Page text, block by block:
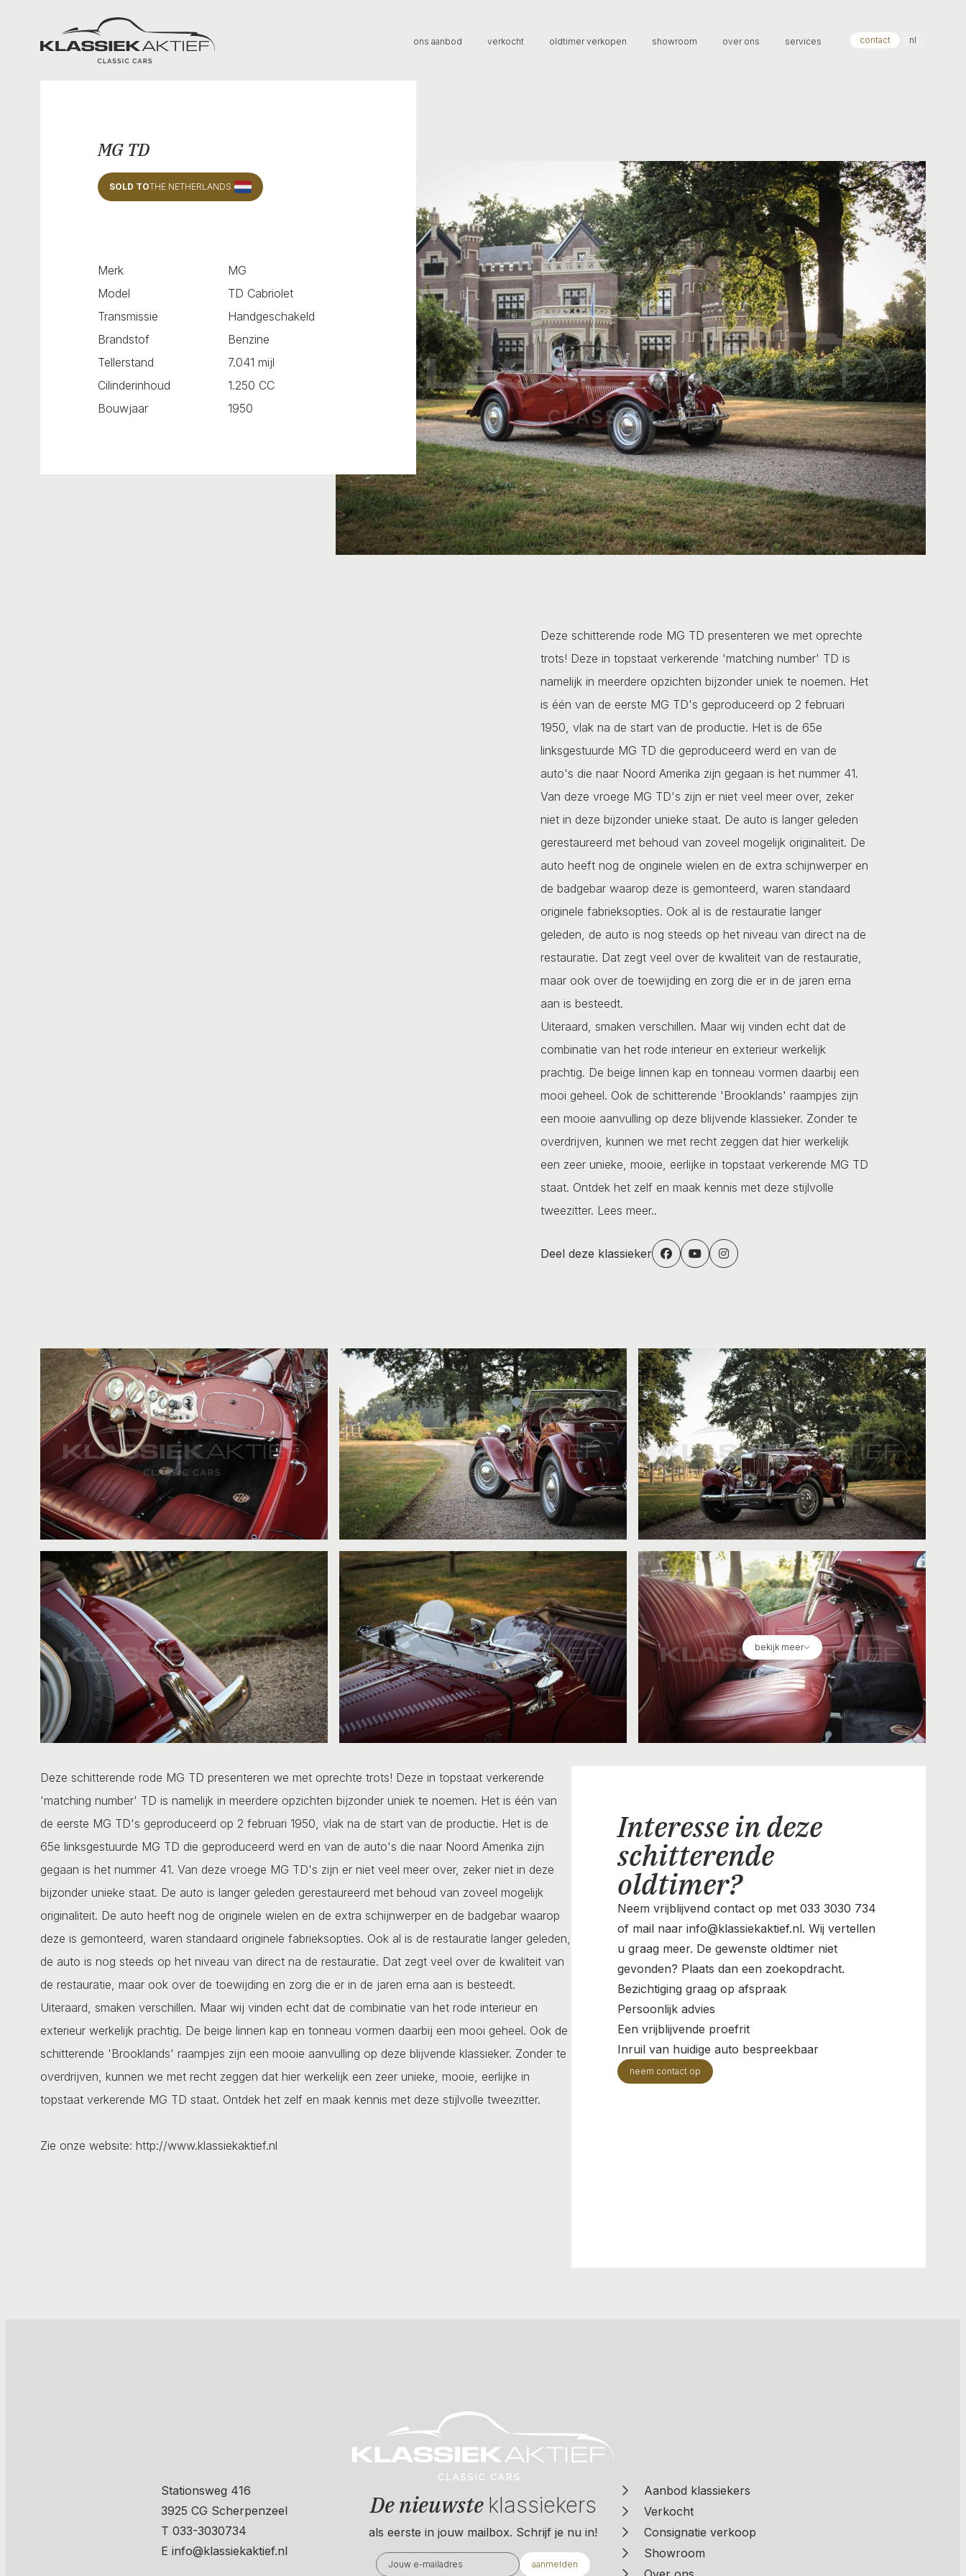
Klassiek Aktief
ons aanbod verkocht oldtimer verkopen showroom over ons services contact nl
MG TD
SOLD TOTHE NETHERLANDS
Merk
MG
Model
TD Cabriolet
Transmissie
Handgeschakeld
Brandstof
Benzine
Tellerstand
7.041 mijl
Cilinderinhoud
1.250 CC
Bouwjaar
1950
Deze schitterende rode MG TD presenteren we met oprechte
trots! Deze in topstaat verkerende 'matching number' TD is
namelijk in meerdere opzichten bijzonder uniek te noemen. Het
is één van de eerste MG TD's geproduceerd op 2 februari
1950, vlak na de start van de productie. Het is de 65e
linksgestuurde MG TD die geproduceerd werd en van de
auto's die naar Noord Amerika zijn gegaan is het nummer 41.
Van deze vroege MG TD's zijn er niet veel meer over, zeker
niet in deze bijzonder unieke staat. De auto is langer geleden
gerestaureerd met behoud van zoveel mogelijk originaliteit. De
auto heeft nog de originele wielen en de extra schijnwerper en
de badgebar waarop deze is gemonteerd, waren standaard
originele fabrieksopties. Ook al is de restauratie langer
geleden, de auto is nog steeds op het niveau van direct na de
restauratie. Dat zegt veel over de kwaliteit van de restauratie,
maar ook over de toewijding en zorg die er in de jaren erna
aan is besteedt.
Uiteraard, smaken verschillen. Maar wij vinden echt dat de
combinatie van het rode interieur en exterieur werkelijk
prachtig. De beige linnen kap en tonneau vormen daarbij een
mooi geheel. Ook de schitterende 'Brooklands' raampjes zijn
een mooie aanvulling op deze blijvende klassieker. Zonder te
overdrijven, kunnen we met recht zeggen dat hier werkelijk
een zeer unieke, mooie, eerlijke in topstaat verkerende MG TD
staat. Ontdek het zelf en maak kennis met deze stijlvolle
tweezitter. Lees meer..
Deel deze klassieker
bekijk meer
Deze schitterende rode MG TD presenteren we met oprechte trots! Deze in topstaat verkerende
'matching number' TD is namelijk in meerdere opzichten bijzonder uniek te noemen. Het is één van
de eerste MG TD's geproduceerd op 2 februari 1950, vlak na de start van de productie. Het is de
65e linksgestuurde MG TD die geproduceerd werd en van de auto's die naar Noord Amerika zijn
gegaan is het nummer 41. Van deze vroege MG TD's zijn er niet veel meer over, zeker niet in deze
bijzonder unieke staat. De auto is langer geleden gerestaureerd met behoud van zoveel mogelijk
originaliteit. De auto heeft nog de originele wielen en de extra schijnwerper en de badgebar waarop
deze is gemonteerd, waren standaard originele fabrieksopties. Ook al is de restauratie langer geleden,
de auto is nog steeds op het niveau van direct na de restauratie. Dat zegt veel over de kwaliteit van
de restauratie, maar ook over de toewijding en zorg die er in de jaren erna aan is besteedt.
Uiteraard, smaken verschillen. Maar wij vinden echt dat de combinatie van het rode interieur en
exterieur werkelijk prachtig. De beige linnen kap en tonneau vormen daarbij een mooi geheel. Ook de
schitterende 'Brooklands' raampjes zijn een mooie aanvulling op deze blijvende klassieker. Zonder te
overdrijven, kunnen we met recht zeggen dat hier werkelijk een zeer unieke, mooie, eerlijke in
topstaat verkerende MG TD staat. Ontdek het zelf en maak kennis met deze stijlvolle tweezitter.
Zie onze website: http://www.klassiekaktief.nl
Interesse in deze
schitterende
oldtimer?
Neem vrijblijvend contact op met 033 3030 734
of mail naar info@klassiekaktief.nl. Wij vertellen
u graag meer. De gewenste oldtimer niet
gevonden? Plaats dan een zoekopdracht.
Bezichtiging graag op afspraak
Persoonlijk advies
Een vrijblijvende proefrit
Inruil van huidige auto bespreekbaar
neem contact op
Stationsweg 416
3925 CG Scherpenzeel
T 033-3030734
E info@klassiekaktief.nl
De nieuwste klassiekers
als eerste in jouw mailbox. Schrijf je nu in!
aanmelden
Aanbod klassiekers
Verkocht
Consignatie verkoop
Showroom